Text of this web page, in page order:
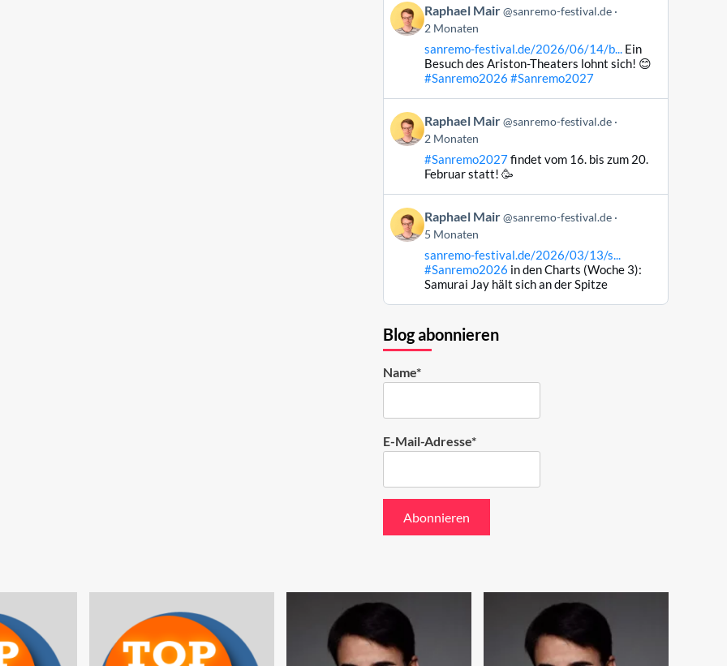
ansehen
Beitrag
von
Raphael
Raphael Mair @sanremo-festival.de
2 Monaten
sanremo-festival.de/2026/06/14/b...Ein
Besuch des Ariston-Theaters lohnt sich! 😊
#Sanremo2026 #Sanremo2027
Beitrag
von
Raphael
Bluesky
ansehen
Raphael Mair @sanremo-festival.de
2 Monaten
#Sanremo2027findet vom 16. bis zum 20.
Februar statt! 🥳
Beitrag
von
Raphael
Raphael Mair @sanremo-festival.de
5 Monaten
sanremo-festival.de/2026/03/13/s...
#Sanremo2026 in den Charts (Woche 3):
Samurai Jay hält sich an der Spitze
Blog abonnieren
Name*
E-Mail-Adresse*